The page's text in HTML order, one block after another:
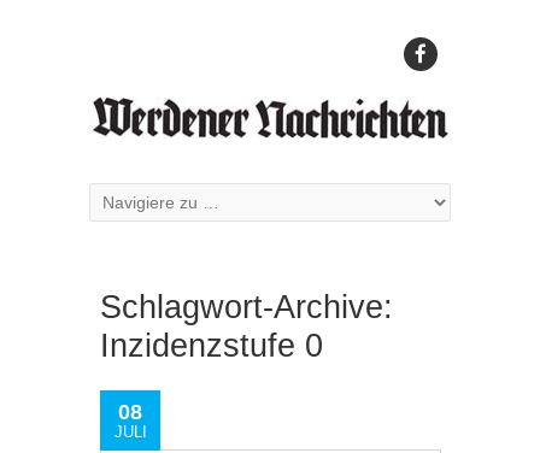
Schlagwort-Archive:
Inzidenzstufe 0
08
JULI